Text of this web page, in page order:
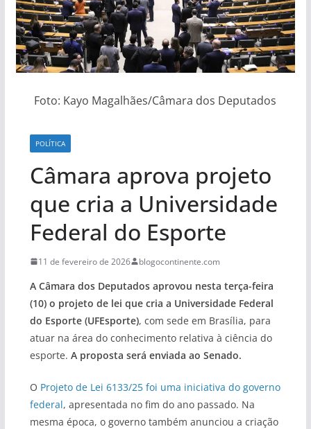
Foto: Kayo Magalhães/Câmara dos Deputados
POLÍTICA
Câmara aprova projeto
que cria a Universidade
Federal do Esporte
11 de fevereiro de 2026 blogocontinente.com
A Câmara dos Deputados aprovou nesta terça-feira
(10) o projeto de lei que cria a Universidade Federal
do Esporte (UFEsporte), com sede em Brasília, para
atuar na área do conhecimento relativa à ciência do
esporte. A proposta será enviada ao Senado.
O Projeto de Lei 6133/25 foi uma iniciativa do governo
federal, apresentada no fim do ano passado. Na
mesma época, o governo também anunciou a criação